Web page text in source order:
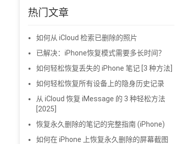
热门文章
如何从 iCloud 检索已删除的照片
已解决：iPhone恢复模式需要多长时间？
如何轻松恢复丢失的 iPhone 笔记 [3 种方法]
如何轻松恢复所有设备上的隐身历史记录
从 iCloud 恢复 iMessage 的 3 种轻松方法
[2025]
恢复永久删除的笔记的完整指南 (iPhone)
如何在 iPhone 上恢复永久删除的屏幕截图